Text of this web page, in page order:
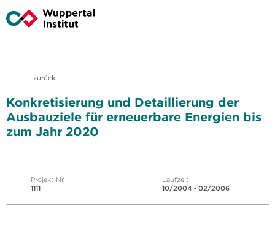
zurück
Konkretisierung und Detaillierung der
Ausbauziele für erneuerbare Energien bis
zum Jahr 2020
Projekt-Nr.
1111
Laufzeit
10/2004 - 02/2006